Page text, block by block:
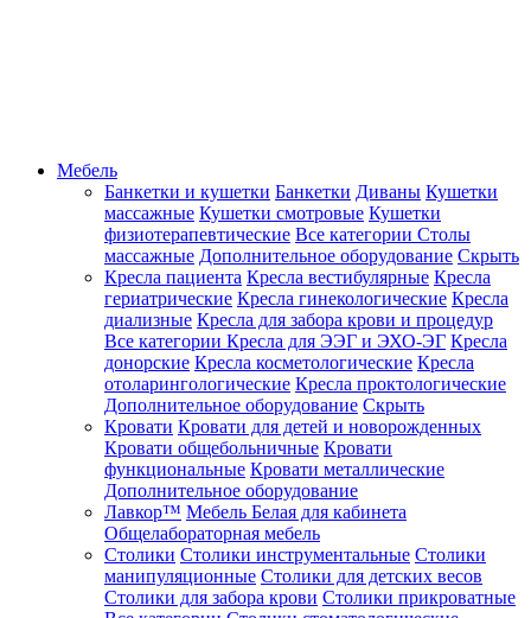
Мебель
Банкетки и кушетки Банкетки Диваны Кушетки
массажные Кушетки смотровые Кушетки
физиотерапевтические Все категории Столы
массажные Дополнительное оборудование Скрыть
Кресла пациента Кресла вестибулярные Кресла
гериатрические Кресла гинекологические Кресла
диализные Кресла для забора крови и процедур
Все категории Кресла для ЭЭГ и ЭХО-ЭГ Кресла
донорские Кресла косметологические Кресла
отоларингологические Кресла проктологические
Дополнительное оборудование Скрыть
Кровати Кровати для детей и новорожденных
Кровати общебольничные Кровати
функциональные Кровати металлические
Дополнительное оборудование
Лавкор™ Мебель Белая для кабинета
Общелабораторная мебель
Столики Столики инструментальные Столики
манипуляционные Столики для детских весов
Столики для забора крови Столики прикроватные